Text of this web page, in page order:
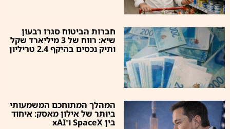
חברות הביטוח סגרו רבעון
שיא: רווח של 3 מיליארד שקל
ותיק נכסים בהיקף 2.4 טריליון
המהלך המתוחכם המשמעותי
ביותר של אילון מאסק: איחוד
בין SpaceX ו־xAI